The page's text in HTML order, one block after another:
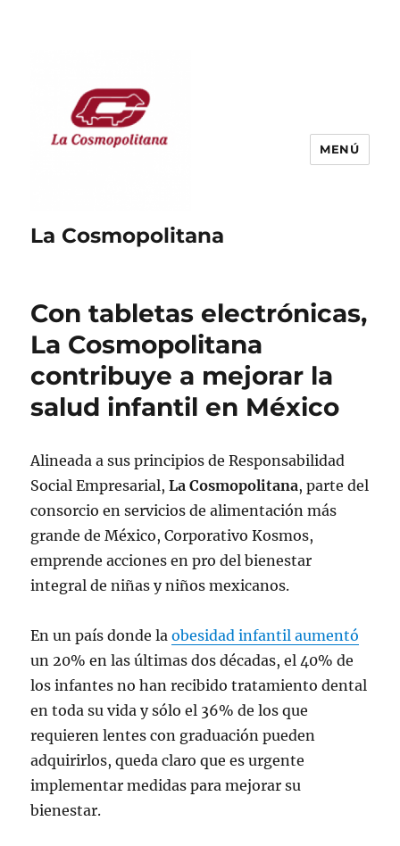
La Cosmopolitana
MENÚ
Con tabletas electrónicas,
La Cosmopolitana
contribuye a mejorar la
salud infantil en México
Alineada a sus principios de Responsabilidad
Social Empresarial,La Cosmopolitana, parte del
consorcio en servicios de alimentación más
grande de México, Corporativo Kosmos,
emprende acciones en pro del bienestar
integral de niñas y niños mexicanos.
En un país donde laobesidad infantil aumentó
un 20% en las últimas dos décadas, el 40% de
los infantes no han recibido tratamiento dental
en toda su vida y sólo el 36% de los que
requieren lentes con graduación pueden
adquirirlos, queda claro que es urgente
implementar medidas para mejorar su
bienestar.